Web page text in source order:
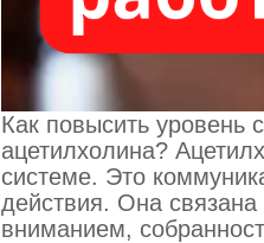
Как повысить уровень
ацетилхолина?
системе. Это
действия. Она
вниманием,